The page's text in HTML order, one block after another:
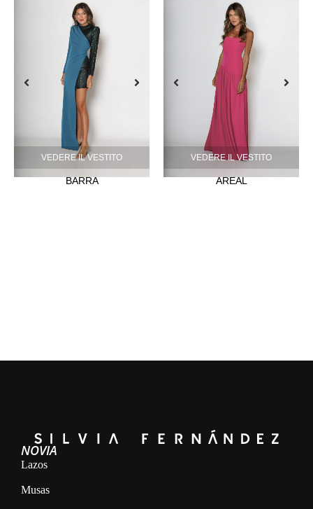
VEDERE IL VESTITO
BARRA
VEDERE IL VESTITO
AREAL
NOVIA
Lazos
Musas